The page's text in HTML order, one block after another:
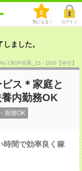
0
気になる！ ログイン
ました。
No.CRSF兵庫_23・DSS【本社】
ス＊家庭と
内勤務OK
面接OK
時間で効率良く稼